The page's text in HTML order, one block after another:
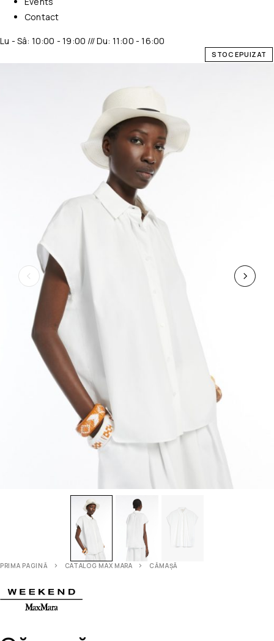
Contact
Lu - Sâ: 10:00 - 19:00 /// Du: 11:00 - 16:00
STOC EPUIZAT
PRIMA PAGINĂ CATALOG MAX MARA CĂMAȘĂ